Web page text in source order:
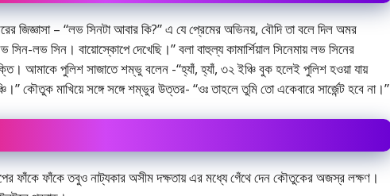
জিজ্ঞাসা – “লভ সিনটা আবার কি?” এ যে প্রেমের অভিনয়, বৌদি তা বলে দিল অমর
লভ সিন। বায়োস্কোপে দেখেছি।” বলা বাহুল্য কামার্শিয়াল সিনেমায় লভ সিনের
আমাকে পুলিশ সাজাতে শম্ভু বলেন -“হ্যাঁ, হ্যাঁ, ৩২ ইঞ্চি বুক হলেই পুলিশ হওয়া যায়
কৌতুক মাখিয়ে সঙ্গে সঙ্গে শম্ভুর উত্তর- “ওঃ তাহলে তুমি তো একেবারে সার্জেন্ট হবে না।”
ফাঁকে ফাঁকে তবুও নাট্যকার অসীম দক্ষতায় এর মধ্যে গেঁথে দেন কৌতুকের অজস্র লক্ষণ।